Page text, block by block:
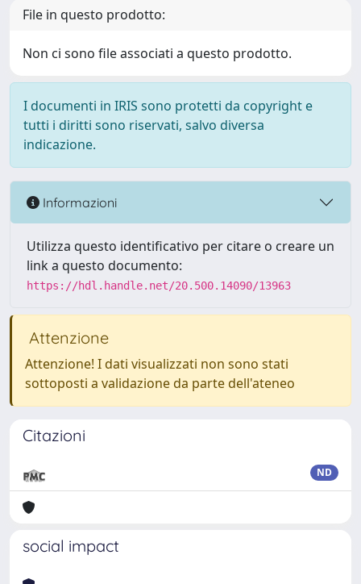
File in questo prodotto:
Non ci sono file associati a questo prodotto.
I documenti in IRIS sono protetti da copyright e
tutti i diritti sono riservati, salvo diversa
indicazione.
Informazioni
Utilizza questo identificativo per citare o creare un
link a questo documento:
https://hdl.handle.net/20.500.14090/13963
Attenzione
Attenzione! I dati visualizzati non sono stati
sottoposti a validazione da parte dell'ateneo
Citazioni
ND
social impact